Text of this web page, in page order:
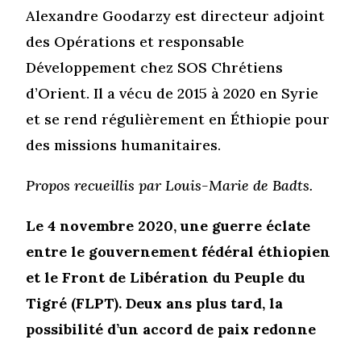
Alexandre Goodarzy est directeur adjoint
des Opérations et responsable
Développement chez SOS Chrétiens
d’Orient. Il a vécu de 2015 à 2020 en Syrie
et se rend régulièrement en Éthiopie pour
des missions humanitaires.
Propos recueillis par Louis-Marie de Badts.
Le 4 novembre 2020, une guerre éclate
entre le gouvernement fédéral éthiopien
et le Front de Libération du Peuple du
Tigré (FLPT). Deux ans plus tard, la
possibilité d’un accord de paix redonne